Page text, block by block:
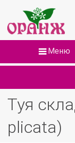
Меню
Туя
plicata)